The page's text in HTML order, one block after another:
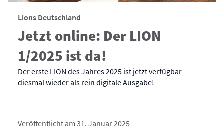
Lions Deutschland
Jetzt online: Der LION
1/2025 ist da!
Der erste LION des Jahres 2025 ist jetzt verfügbar –
diesmal wieder als rein digitale Ausgabe!
Veröffentlicht am 31. Januar 2025